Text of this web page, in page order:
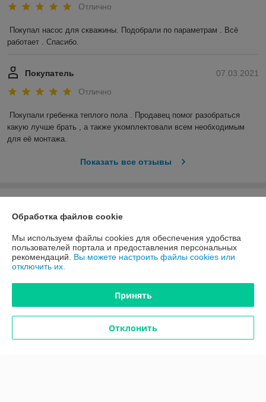
Отлично
Покупал насос для скважины. Подобрали по параметрам . Всё
работает . Спасибо.
07.03.2021
Покупатель
Отлично
Покупали гребенка теплого пола . Продавец помог разобраться
какую лучше брать , а также укомплектовали всем необходимым
для её монтажа.
Показать все отзывы
Доставка и оплата
График работы
Полная версия сайта
Политика обработки cookies
Обработка файлов cookie
Мы используем файлы cookies для обеспечения удобства
пользователей портала и предоставления персональных
рекомендаций. Вы можете настроить файлы cookies или
отключить их.
Принять
Отклонить